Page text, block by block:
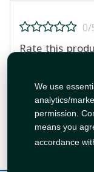
We use
analytics/
permission.
means you
accordance
Rate this
Post Review